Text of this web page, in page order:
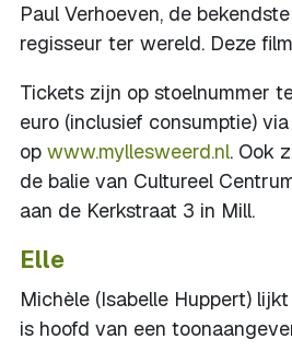
Paul Verhoeven, de
regisseur ter wereld. Deze
Tickets zijn op stoelnummer
euro (inclusief consumptie)
op www.myllesweerd.nl. Ook
de balie van Cultureel
aan de Kerkstraat 3 in Mill.
Elle
Michèle (Isabelle Huppert)
is hoofd van een